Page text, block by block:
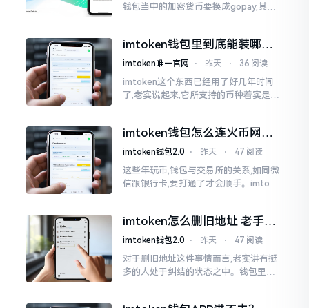
钱包当中的加密货币要换成gopay,其间
imtoken钱包里到底能装哪些
币？一文讲清楚
imtoken唯一官网 ⋅ 昨天 ⋅ 36 阅读
imtoken这个东西已经用了好几年时间
了,老实说起来,它所支持的币种着实是非
到各种币种布满屏幕后
imtoken钱包怎么连火币网？
老玩家手把手教你
imtoken钱包2.0 ⋅ 昨天 ⋅ 47 阅读
这些年玩币,钱包与交易所的关系,如同微
信跟银行卡,要打通了才会顺手。imtoke
钱包
imtoken怎么删旧地址 老手教
你清理钱包
imtoken钱包2.0 ⋅ 昨天 ⋅ 47 阅读
对于删旧地址这件事情而言,老实讲有挺
多的人处于纠结的状态之中。钱包里面